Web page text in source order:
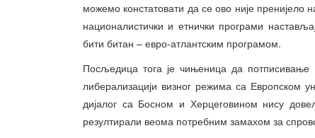
можемо констатовати да се ово није пренијело
националистички и етнички програми
бити битан – евро-атлантским програмом.
Посљедица тога је чињеница да
либерализацији визног режима са Европском
дијалог са Босном и Херцеговином нису
резултирали веома потребним замахом за